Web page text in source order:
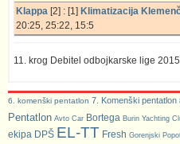
Klappa [2] : [1] Klimatizacija
20:25, 25:22, 15:5
11. krog Debitel odbojkarske lige
6. komenški pentatlon 7. Komenški pentatlon
Pentatlon Avto Car Bortega Burin Yachting
ekipa DPŠ EL-TT Fresh Gorenjski